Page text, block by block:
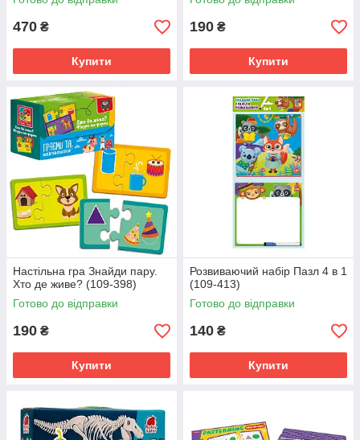
470 ₴
Купити
190 ₴
Купити
Настільна гра Знайди пару.
Хто де живе? (109-398)
Готово до відправки
190 ₴
Купити
Розвиваючий набір Пазл 4 в 1
(109-413)
Готово до відправки
140 ₴
Купити